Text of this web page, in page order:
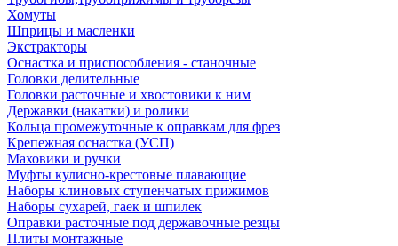
Хомуты
Шприцы и масленки
Экстракторы
Оснастка и приспособления - станочные
Головки делительные
Головки расточные и хвостовики к ним
Державки (накатки) и ролики
Кольца промежуточные к оправкам для фрез
Крепежная оснастка (УСП)
Маховики и ручки
Муфты кулисно-крестовые плавающие
Наборы клиновых ступенчатых прижимов
Наборы сухарей, гаек и шпилек
Оправки расточные под державочные резцы
Плиты монтажные